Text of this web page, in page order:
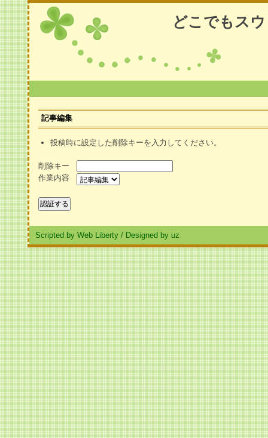
どこでもス
記事編集
投稿時に設定した削除キーを入力してください。
削除キー
作業内容
Scripted by Web Liberty / Designed by uz